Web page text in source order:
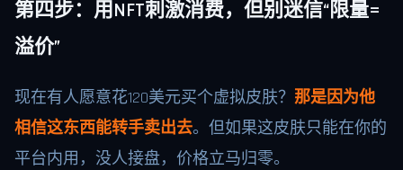
第四步：用NFT刺激消费，但别迷信“限量=
溢价”
现在有人愿意花120美元买个虚拟皮肤？ 那是因为他
相信这东西能转手卖出去。但如果这皮肤只能在你的
平台内用，没人接盘，价格立马归零。